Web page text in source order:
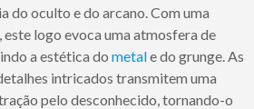
do oculto e do arcano. Com uma
este logo evoca uma atmosfera de
a estética do metale do grunge. As
intricados transmitem uma
pelo desconhecido, tornando-o